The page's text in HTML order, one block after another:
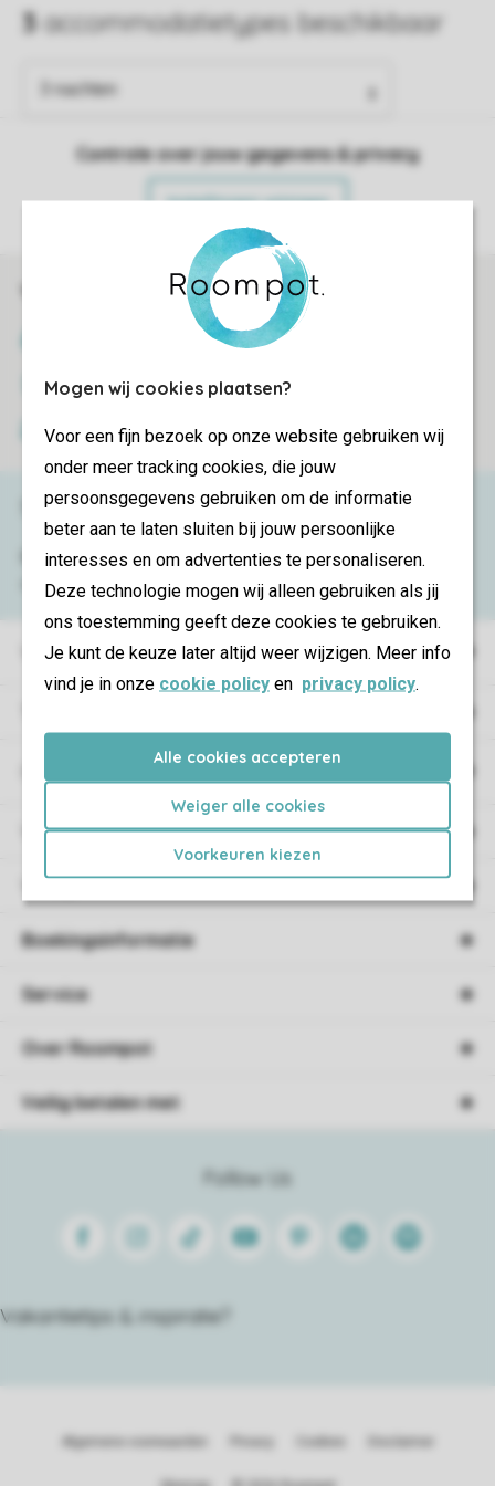
Mogen wij cookies plaatsen?
Voor een fijn bezoek op onze website gebruiken wij
onder meer tracking cookies, die jouw
persoonsgegevens gebruiken om de informatie
beter aan te laten sluiten bij jouw persoonlijke
interesses en om advertenties te personaliseren.
Deze technologie mogen wij alleen gebruiken als jij
ons toestemming geeft deze cookies te gebruiken.
Je kunt de keuze later altijd weer wijzigen. Meer info
vind je in onze cookie policy en privacy policy.
Alle cookies accepteren
Weiger alle cookies
Voorkeuren kiezen
Controle over jouw gegevens & privacy
Instellingen wijzigen
Veilig en snel online boeken
Veilige gegevensoverdracht
Veilige betaling
Vakantieparken
Campings
Vakantieverblijf
Verblijf
Service & contact
Bekijk deveelgestelde vragenof neem
contact op met het Contact Center .
Follow Us
FacebookInstagram
Tiktok Youtube PinterestLinkedinSpotify
Vakantietips & inspiratie?
Boekingsinformatie
Service
Over Roompot
Veilig betalen met